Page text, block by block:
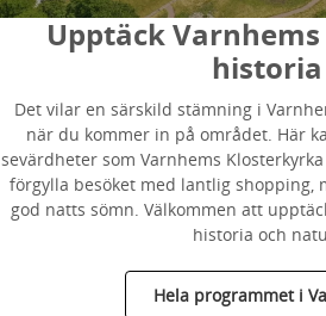
Upptäck
historia
Det vilar en särskild stämning i
när du kommer in på området. Här
sevärdheter som Varnhems
förgylla besöket med lantlig shopping,
god natts sömn. Välkommen att
historia och
Hela programmet i